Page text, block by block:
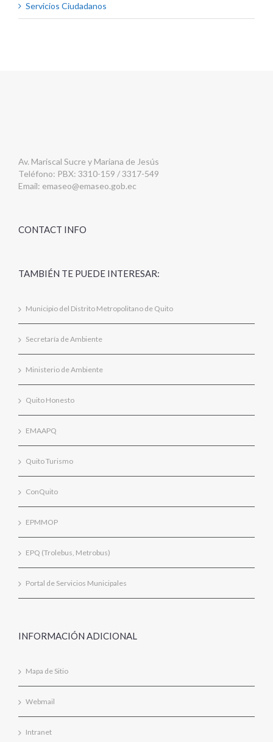
Servicios Ciudadanos
Av. Mariscal Sucre y Mariana de Jesús
Teléfono: PBX: 3310-159 / 3317-549
Email: emaseo@emaseo.gob.ec
CONTACT INFO
TAMBIÉN TE PUEDE INTERESAR:
Municipio del Distrito Metropolitano de Quito
Secretaría de Ambiente
Ministerio de Ambiente
Quito Honesto
EMAAPQ
Quito Turismo
ConQuito
EPMMOP
EPQ (Trolebus, Metrobus)
Portal de Servicios Municipales
INFORMACIÓN ADICIONAL
Mapa de Sitio
Webmail
Intranet